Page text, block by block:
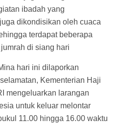
ibadah yang
dikondisikan oleh cuaca
terdapat beberapa
di siang hari
hari ini dilaporkan
Kementerian Haji
mengeluarkan larangan
untuk keluar melontar
11.00 hingga 16.00 waktu